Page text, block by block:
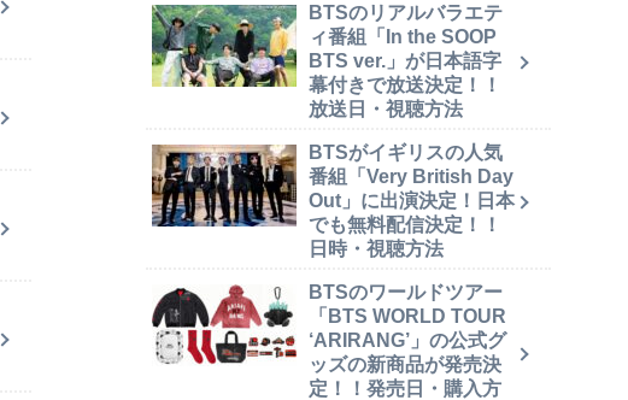
BTSのリアルバラエテ
ィ番組「In the SOOP
BTS ver.」が日本語字
幕付きで放送決定！！
放送日・視聴方法
BTSがイギリスの人気
番組「Very British Day
Out」に出演決定！日本
でも無料配信決定！！
日時・視聴方法
BTSのワールドツアー
「BTS WORLD TOUR
‘ARIRANG’」の公式グ
ッズの新商品が発売決
定！！発売日・購入方